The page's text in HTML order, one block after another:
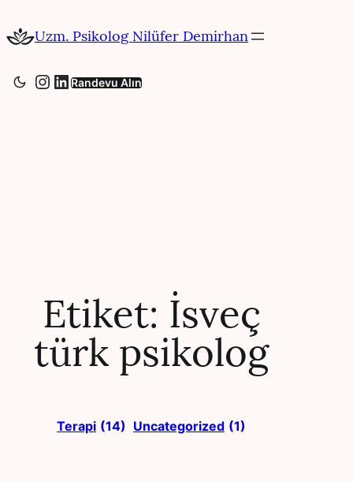
geç Uzm. Psikolog Nilüfer Demirhan
Instagram
LinkedIn
Randevu Alın
Etiket: İsveç
türk psikolog
Terapi (14) Uncategorized (1)